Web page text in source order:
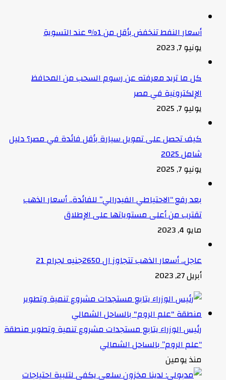
أسعار النفط تنخفض بأقل من 1% عند التسوية
يونيو 7, 2023
كل ما تريد معرفته عن رسوم السحب من المحافظ
الإلكترونية في مصر
يوليو 7, 2025
كيف تحصل على تمويل سيارة بأقل فائدة في مصر؟ دليل
شامل 2025
يونيو 7, 2025
بعد رفع “الاحتياطي الفيدرالي” للفائدة.. أسعار الذهب
تقترب من أعلى مستوياتها على الإطلاق
مايو 4, 2023
عاجل.. أسعار الذهب تتجاوز ال 2650جنيه لجرام 21
أبريل 27, 2023
رئيس الوزراء يتابع مستجدات مشروع تنمية وتطوير منطقة
“علم الروم” بالساحل الشمالي
منذ يومين